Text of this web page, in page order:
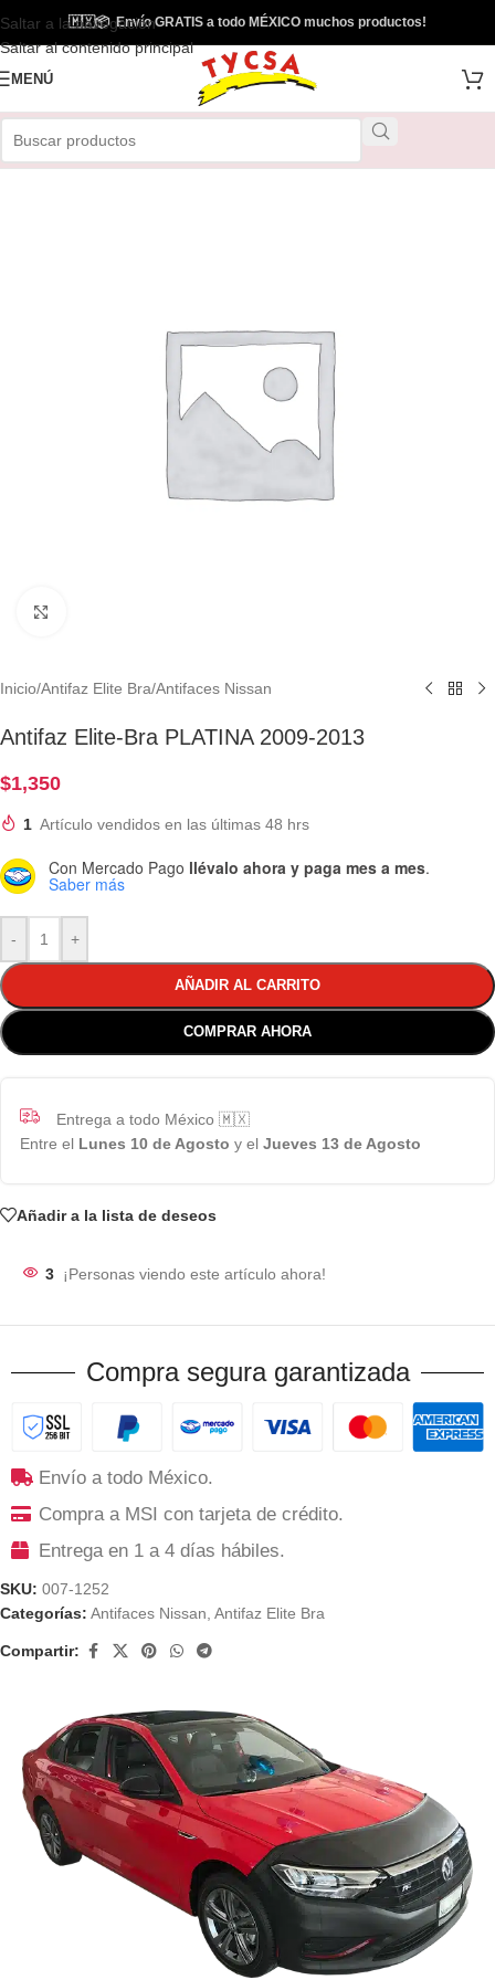
Saltar a la navegación
Saltar al contenido principal
🇲🇽📦Envío GRATIS a todo MÉXICO muchos productos!
MENÚ
Inicio/Antifaz Elite Bra/Antifaces Nissan
Antifaz Elite-Bra PLATINA 2009-2013
$1,350
1 Artículo vendidos en las últimas 48 hrs
Con Mercado Pago llévalo ahora y paga mes a mes.
Saber más
- +
AÑADIR AL CARRITO
COMPRAR AHORA
Entrega a todo México 🇲🇽
Entre el Lunes 10 de Agosto y el Jueves 13 de Agosto
Añadir a la lista de deseos
3 ¡Personas viendo este artículo ahora!
Compra segura garantizada
Envío a todo México.
Compra a MSI con tarjeta de crédito.
Entrega en 1 a 4 días hábiles.
SKU: 007-1252
Categorías: Antifaces Nissan Antifaz Elite Bra
Compartir: